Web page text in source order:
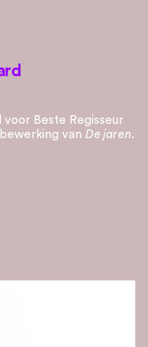
Beste Regisseur
van De jaren.